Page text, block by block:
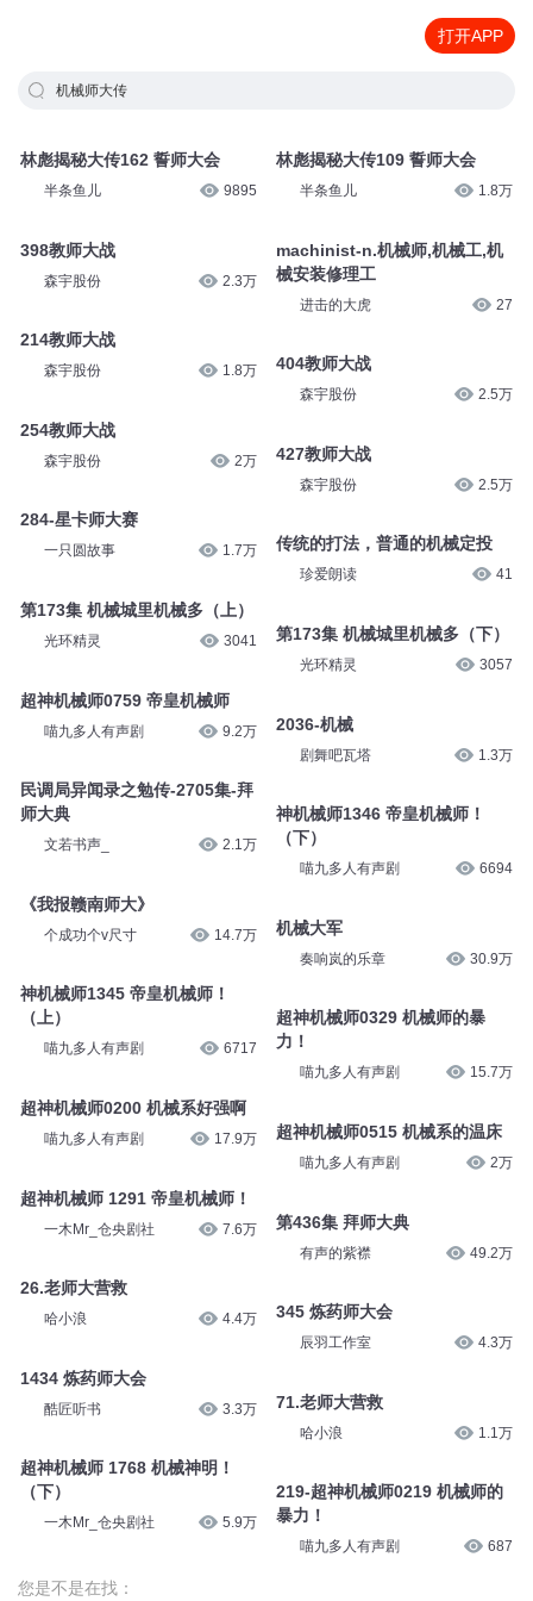
打开APP
机械师大传
林彪揭秘大传162 誓师大会
半条鱼儿 9895
398教师大战
森宇股份 2.3万
214教师大战
森宇股份 1.8万
254教师大战
森宇股份 2万
284-星卡师大赛
一只圆故事 1.7万
第173集 机械城里机械多（上）
光环精灵 3041
超神机械师0759 帝皇机械师
喵九多人有声剧 9.2万
民调局异闻录之勉传-2705集-拜
师大典
文若书声_ 2.1万
《我报赣南师大》
个成功个v尺寸 14.7万
神机械师1345 帝皇机械师！
（上）
喵九多人有声剧 6717
超神机械师0200 机械系好强啊
喵九多人有声剧 17.9万
超神机械师 1291 帝皇机械师！
一木Mr_仓央剧社 7.6万
26.老师大营救
哈小浪 4.4万
1434 炼药师大会
酷匠听书 3.3万
超神机械师 1768 机械神明！
（下）
一木Mr_仓央剧社 5.9万
林彪揭秘大传109 誓师大会
半条鱼儿 1.8万
machinist-n.机械师,机械工,机
械安装修理工
进击的大虎 27
404教师大战
森宇股份 2.5万
427教师大战
森宇股份 2.5万
传统的打法，普通的机械定投
珍爱朗读 41
第173集 机械城里机械多（下）
光环精灵 3057
2036-机械
剧舞吧瓦塔 1.3万
神机械师1346 帝皇机械师！
（下）
喵九多人有声剧 6694
机械大军
奏响岚的乐章 30.9万
超神机械师0329 机械师的暴
力！
喵九多人有声剧 15.7万
超神机械师0515 机械系的温床
喵九多人有声剧 2万
第436集 拜师大典
有声的紫襟 49.2万
345 炼药师大会
辰羽工作室 4.3万
71.老师大营救
哈小浪 1.1万
219-超神机械师0219 机械师的
暴力！
喵九多人有声剧 687
您是不是在找：